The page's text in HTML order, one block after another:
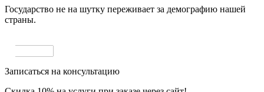
Государство не на шутку переживает за демографию нашей
страны.
Записаться на консультацию